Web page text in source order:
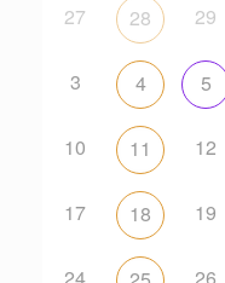
27
28 29
3 4 5
10 11 12
17 18 19